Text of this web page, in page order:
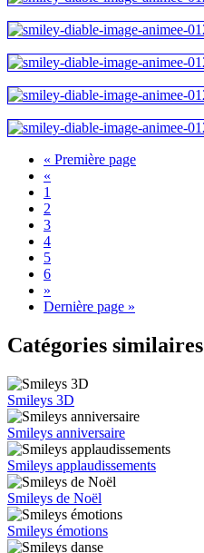
« Première page
«
1
2
3
4
5
6
»
Dernière page »
Catégories similaires
Smileys 3D
Smileys anniversaire
Smileys applaudissements
Smileys de Noël
Smileys émotions